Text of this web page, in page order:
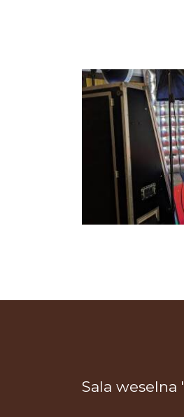
Sala weselna